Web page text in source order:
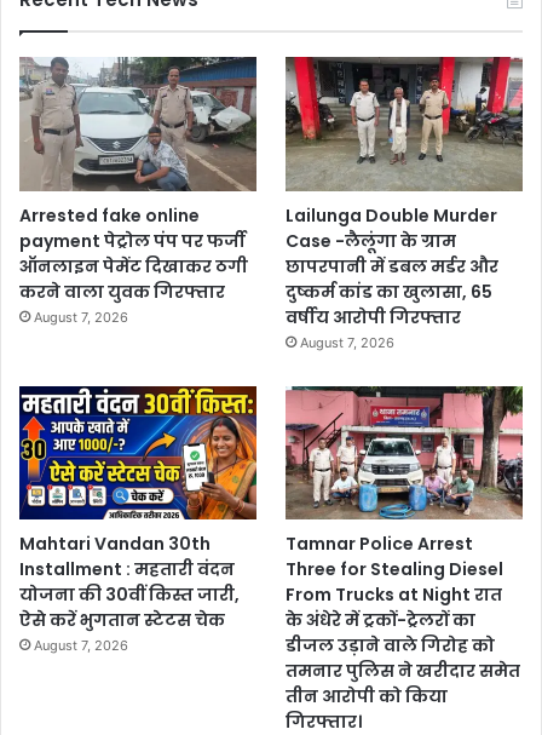
Arrested fake online
payment पेट्रोल पंप पर फर्जी
ऑनलाइन पेमेंट दिखाकर ठगी
करने वाला युवक गिरफ्तार
August 7, 2026
Lailunga Double Murder
Case -लैलूंगा के ग्राम
छापरपानी में डबल मर्डर और
दुष्कर्म कांड का खुलासा, 65
वर्षीय आरोपी गिरफ्तार
August 7, 2026
Mahtari Vandan 30th
Installment : महतारी वंदन
योजना की 30वीं किस्त जारी,
ऐसे करें भुगतान स्टेटस चेक
August 7, 2026
Tamnar Police Arrest
Three for Stealing Diesel
From Trucks at Night रात
के अंधेरे में ट्रकों-ट्रेलरों का
डीजल उड़ाने वाले गिरोह को
तमनार पुलिस ने खरीदार समेत
तीन आरोपी को किया
गिरफ्तार।